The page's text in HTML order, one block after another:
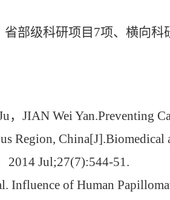
省部级科研项目 7项、横向科
， JIAN Wei Yan.Preventing
Region, China[J].Biomedical
2014 Jul;27(7):544-51.
Influence of Human